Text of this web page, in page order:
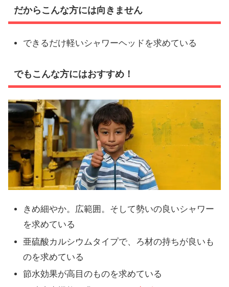
だからこんな方には向きません
できるだけ軽いシャワーヘッドを求めている
でもこんな方にはおすすめ！
きめ細やか。広範囲。そして勢いの良いシャワー
を求めている
亜硫酸カルシウムタイプで、ろ材の持ちが良いも
のを求めている
節水効果が高目のものを求めている